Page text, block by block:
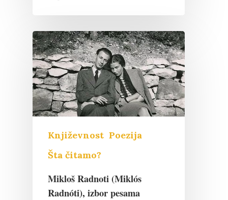
Književnost Poezija
Šta čitamo?
Mikloš Radnoti (Miklós
Radnóti), izbor pesama